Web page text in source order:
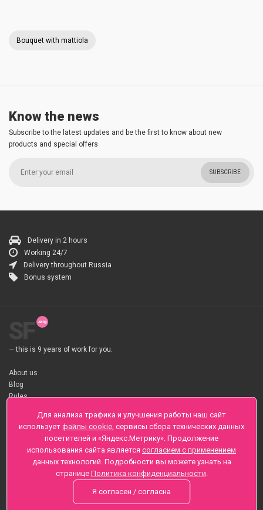
Bouquet with mattiola
Know the news
Subscribe to the latest updates and be the first to know about new
products and special offers
SUBSCRIBE
Delivery in 2 hours
Working 24/7
Delivery throughout Russia
Bonus system
— this is 9 years of work for you.
About us
Blog
Rules
About flower Delivery
Payment
Telegramm
Sankt-Peterburg, Zaozernaya 6
+7 (812) 425-01-16
Questions? Call 24 hours
Для анализа трафика и улучшения работы наш сайт
использует файлы cookie, сервисы сбора технических данных
посетителей и «Яндекс.Метрику». Продолжение
использования сайта является согласием с применением
данных технологий. Подробности вы можете узнать на
странице Политика конфиденциальности.
Я согласен / согласна